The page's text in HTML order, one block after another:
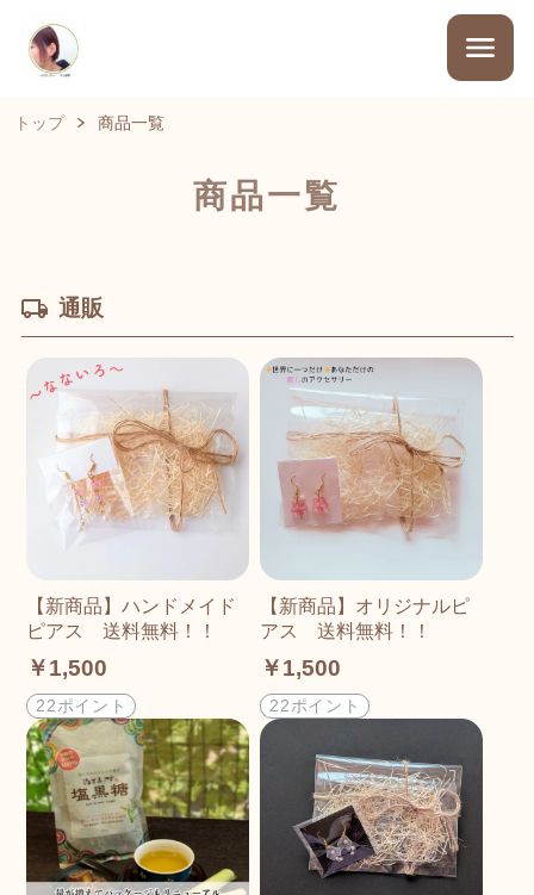
トップ 商品一覧
商品一覧
通販
【新商品】ハンドメイド
ピアス 送料無料！！
￥1,500
22ポイント
【新商品】オリジナルピ
アス 送料無料！！
￥1,500
22ポイント